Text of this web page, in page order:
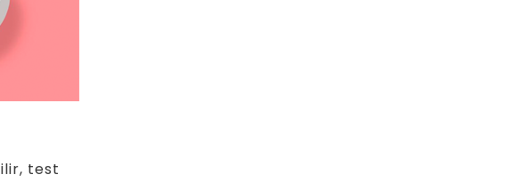
test